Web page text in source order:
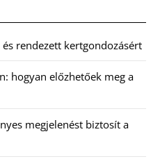
rendezett kertgondozásért
hogyan előzhetőek meg a
megjelenést biztosít a